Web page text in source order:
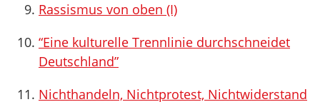
Rassismus von oben (I)
“Eine kulturelle Trennlinie durchschneidet
Deutschland”
Nichthandeln, Nichtprotest, Nichtwiderstand